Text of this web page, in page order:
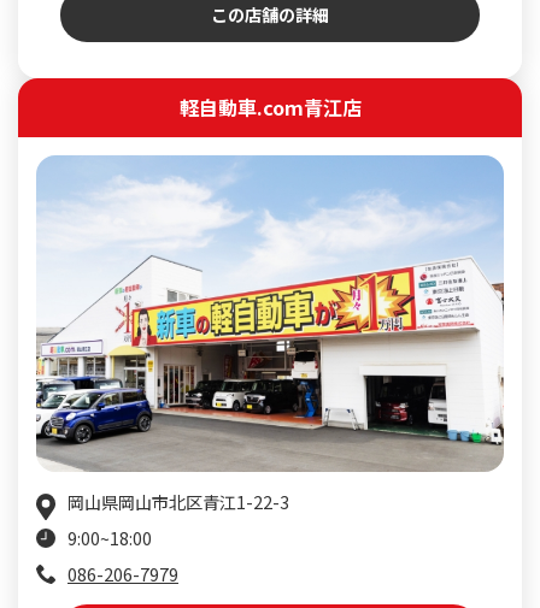
この店舗の詳細
軽自動車.com青江店
岡山県岡山市北区青江1-22-3
9:00~18:00
086-206-7979